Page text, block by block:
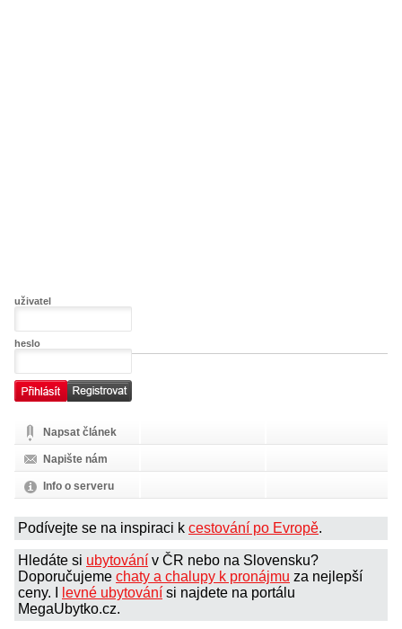
uživatel
heslo
Napsat článek
Napište nám
Info o serveru
Podívejte se na inspiraci k cestování po Evropě.
Hledáte si ubytování v ČR nebo na Slovensku?
Doporučujeme chaty a chalupy k pronájmu za nejlepší
ceny. I
levné ubytování si najdete na portálu
MegaUbytko.cz.